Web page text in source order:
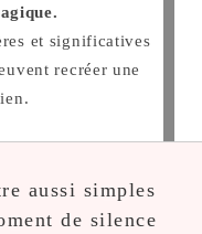
et significatives
recréer une
aussi simples
de silence